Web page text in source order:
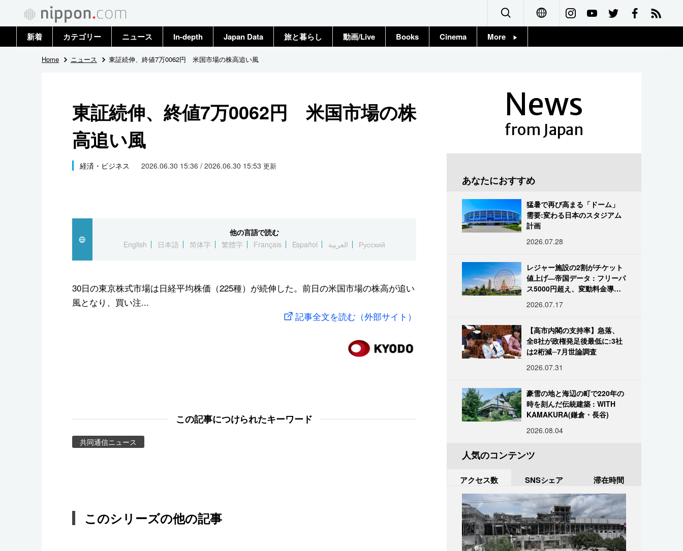
Français
新着 カテゴリー
政治・外交
国際
社会
文化
スポーツ・東京2020
ニュース
トップ
In-depth Japan Data 旅と暮らし 動画/Live Books Cinema More
Home ニュース 東証続伸、終値7万0062円 米国市場の株高追い風
東証続伸、終値7万0062円 米国市場の株
高追い風
経済・ビジネス 2026.06.30 15:36 / 2026.06.30 15:53 更新
他の言語で読む
English
日本語 简体字 繁體字 Français Español العربية Русский
30日の東京株式市場は日経平均株価（225種）が続伸した。前日の米国市場の株高が追い
風となり、買い注...
記事全文を読む（外部サイト）
この記事につけられたキーワード
共同通信ニュース
このシリーズの他の記事
News
from Japan
あなたにおすすめ
猛暑で再び高まる「ドーム」
需要:変わる日本のスタジアム
計画
2026.07.28
レジャー施設の2割がチケット
値上げ―帝国データ : フリーパ
ス5000円超え、変動料金導入
2026.07.17
【高市内閣の支持率】急落、
全8社が政権発足後最低に:3社
は2桁減─7月世論調査
2026.07.31
豪雪の地と海辺の町で220年の
時を刻んだ伝統建築 : WITH
KAMAKURA(鎌倉・長谷)
2026.08.04
人気のコンテンツ
アクセス数 SNSシェア 滞在時間